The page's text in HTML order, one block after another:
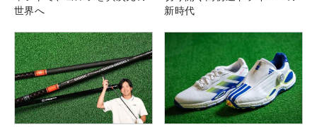
世界へ
新時代